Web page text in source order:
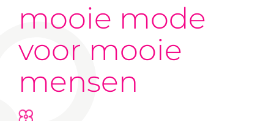
mooie mode
voor mooie
mensen